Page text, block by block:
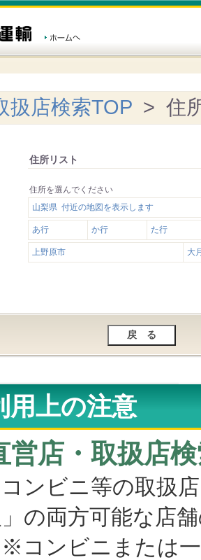
扱店検索TOP > 住
住所リスト
住所を選んでください
山梨県 付近の地図を表示します
あ行 か行 た行
上野原市 大
用上の注意
営店・取扱店
ンビニ等の取扱
の両方可能な店
ンビニまたは一